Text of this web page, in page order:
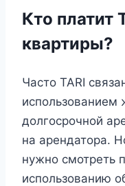
Кто платит
квартиры?
Часто TARI
использованием
долгосрочной
на арендатора.
нужно смотреть
использованию